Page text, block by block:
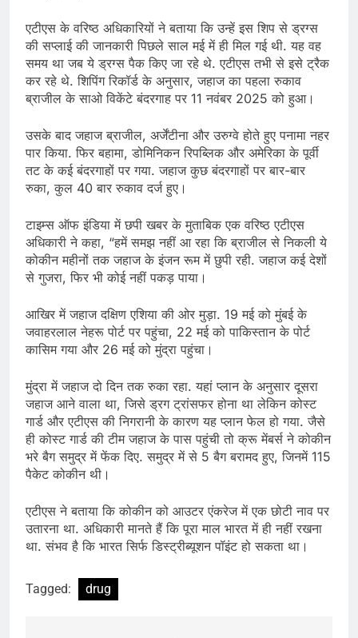
एटीएस के वरिष्ठ अधिकारियों ने बताया कि उन्हें इस शिप से ड्रग्स
की सप्लाई की जानकारी पिछले साल मई में ही मिल गई थी. यह वह
समय था जब ये ड्रग्स पैक किए जा रहे थे. एटीएस तभी से इसे ट्रैक
कर रहे थे. शिपिंग रिकॉर्ड के अनुसार, जहाज का पहला रुकाव
ब्राजील के साओ विकेंटे बंदरगाह पर 11 नवंबर 2025 को हुआ।
उसके बाद जहाज ब्राजील, अर्जेंटीना और उरुग्वे होते हुए पनामा नहर
पार किया. फिर बहामा, डोमिनिकन रिपब्लिक और अमेरिका के पूर्वी
तट के कई बंदरगाहों पर गया. जहाज कुछ बंदरगाहों पर बार-बार
रुका, कुल 40 बार रुकाव दर्ज हुए।
टाइम्स ऑफ इंडिया में छपी खबर के मुताबिक एक वरिष्ठ एटीएस
अधिकारी ने कहा, “हमें समझ नहीं आ रहा कि ब्राजील से निकली ये
कोकीन महीनों तक जहाज के इंजन रूम में छुपी रही. जहाज कई देशों
से गुजरा, फिर भी कोई नहीं पकड़ पाया।
आखिर में जहाज दक्षिण एशिया की ओर मुड़ा. 19 मई को मुंबई के
जवाहरलाल नेहरू पोर्ट पर पहुंचा, 22 मई को पाकिस्तान के पोर्ट
कासिम गया और 26 मई को मुंद्रा पहुंचा।
मुंद्रा में जहाज दो दिन तक रुका रहा. यहां प्लान के अनुसार दूसरा
जहाज आने वाला था, जिसे ड्रग ट्रांसफर होना था लेकिन कोस्ट
गार्ड और एटीएस की निगरानी के कारण यह प्लान फेल हो गया. जैसे
ही कोस्ट गार्ड की टीम जहाज के पास पहुंची तो क्रू मेंबर्स ने कोकीन
भरे बैग समुद्र में फेंक दिए. समुद्र में से 5 बैग बरामद हुए, जिनमें 115
पैकेट कोकीन थी।
एटीएस ने बताया कि कोकीन को आउटर एंकरेज में एक छोटी नाव पर
उतारना था. अधिकारी मानते हैं कि पूरा माल भारत में ही नहीं रखना
था. संभव है कि भारत सिर्फ डिस्ट्रीब्यूशन पॉइंट हो सकता था।
Tagged: drug